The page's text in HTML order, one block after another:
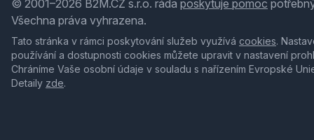
© 2001–2026 B2M.CZ s.r.o. ráda poskytuje pomoc
Všechna práva vyhrazena.
Tato stránka v rámci poskytování služeb využívá cookies.
používání a dostupnosti cookies můžete upravit v nastavení
Chráníme Vaše osobní údaje v souladu s nařízením Evropské
Detaily zde.